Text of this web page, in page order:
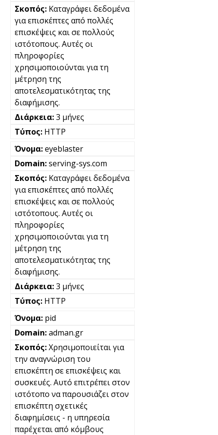
Καταγράφει δεδομένα
για επισκέπτες από πολλές
επισκέψεις και σε πολλούς
ιστότοπους. Αυτές οι
πληροφορίες
χρησιμοποιούνται για τη
μέτρηση της
αποτελεσματικότητας της
διαφήμισης.
3 μήνες
HTTP
eyeblaster
serving-sys.com
Καταγράφει δεδομένα
για επισκέπτες από πολλές
επισκέψεις και σε πολλούς
ιστότοπους. Αυτές οι
πληροφορίες
χρησιμοποιούνται για τη
μέτρηση της
αποτελεσματικότητας της
διαφήμισης.
3 μήνες
HTTP
pid
adman.gr
Χρησιμοποιείται για
την αναγνώριση του
επισκέπτη σε επισκέψεις και
συσκευές. Αυτό επιτρέπει στον
ιστότοπο να παρουσιάζει στον
επισκέπτη σχετικές
διαφημίσεις - η υπηρεσία
παρέχεται από κόμβους